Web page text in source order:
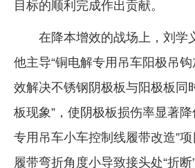
目标的顺利完成作出贡献。
在降本增效的战场上，刘学
他主导“铜电解专用吊车阳极吊
效解决不锈钢阴极板与阳极板同
板现象”，使阴极板损伤率显著
专用吊车小车控制线履带改造”
履带弯折角度小导致接头处“折